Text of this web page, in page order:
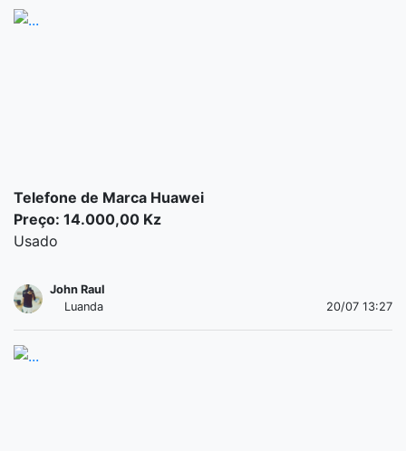
Telefone de Marca Huawei
Preço: 14.000,00 Kz
Usado
John Raul
Luanda
20/07 13:27